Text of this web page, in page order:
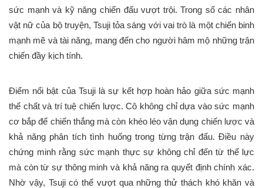
sức mạnh và kỹ năng chiến đấu vượt trội. Trong số các nhân
vật nữ của bộ truyện, Tsuji tỏa sáng với vai trò là một chiến binh
mạnh mẽ và tài năng, mang đến cho người hâm mộ những trận
chiến đầy kịch tính.
Điểm nổi bật của Tsuji là sự kết hợp hoàn hảo giữa sức mạnh
thể chất và trí tuệ chiến lược. Cô không chỉ dựa vào sức mạnh
cơ bắp để chiến thắng mà còn khéo léo vận dụng chiến lược và
khả năng phân tích tình huống trong từng trận đấu. Điều này
chứng minh rằng sức mạnh thực sự không chỉ đến từ thể lực
mà còn từ sự thông minh và khả năng ra quyết định chính xác.
Nhờ vậy, Tsuji có thể vượt qua những thử thách khó khăn và